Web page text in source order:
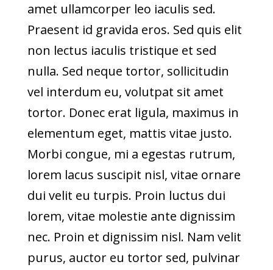
amet ullamcorper leo iaculis sed.
Praesent id gravida eros. Sed quis elit
non lectus iaculis tristique et sed
nulla. Sed neque tortor, sollicitudin
vel interdum eu, volutpat sit amet
tortor. Donec erat ligula, maximus in
elementum eget, mattis vitae justo.
Morbi congue, mi a egestas rutrum,
lorem lacus suscipit nisl, vitae ornare
dui velit eu turpis. Proin luctus dui
lorem, vitae molestie ante dignissim
nec. Proin et dignissim nisl. Nam velit
purus, auctor eu tortor sed, pulvinar